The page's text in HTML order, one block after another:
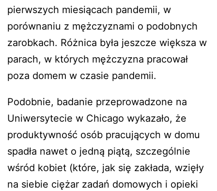
— Jedidajah Otte (@JedySays)
2021
pierwszych miesiącach pandemii, w
porównaniu z mężczyznami o podobnych
zarobkach. Różnica była jeszcze większa w
parach, w których mężczyzna pracował
poza domem w czasie pandemii.
Podobnie, badanie przeprowadzone na
Uniwersytecie w Chicago wykazało, że
produktywność osób pracujących w domu
spadła nawet o jedną piątą, szczególnie
wśród kobiet (które, jak się zakłada, wzięły
na siebie ciężar zadań domowych i opieki